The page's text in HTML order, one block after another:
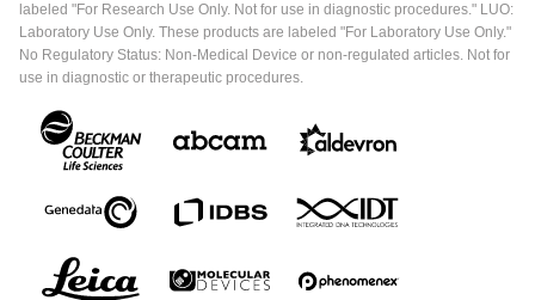
labeled "For Research Use Only. Not for use in diagnostic procedures." LUO:
Laboratory Use Only. These products are labeled "For Laboratory Use Only."
No Regulatory Status: Non-Medical Device or non-regulated articles. Not for
use in diagnostic or therapeutic procedures.